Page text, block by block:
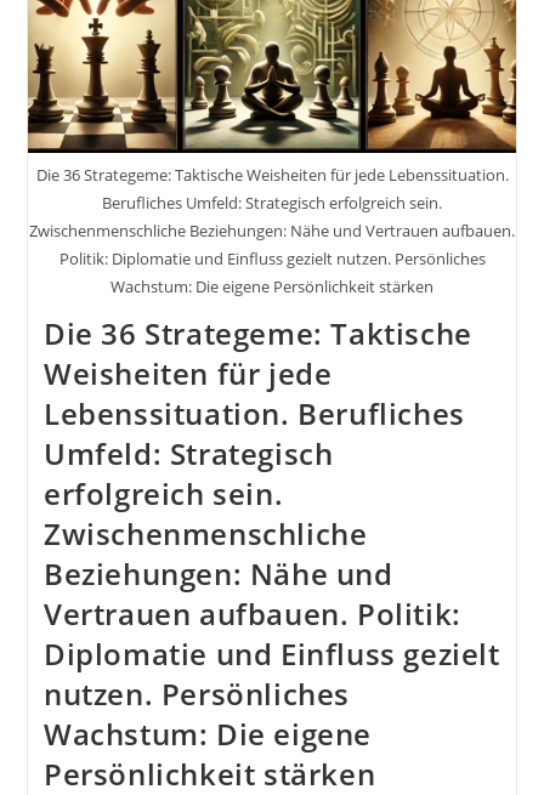
Für
Woche
Dein
Bestes
Zu
Geben.
Die 36 Strategeme: Taktische Weisheiten für jede Lebenssituation.
Berufliches Umfeld: Strategisch erfolgreich sein.
Zwischenmenschliche Beziehungen: Nähe und Vertrauen aufbauen.
Politik: Diplomatie und Einfluss gezielt nutzen. Persönliches
Wachstum: Die eigene Persönlichkeit stärken
Die 36 Strategeme: Taktische
Weisheiten für jede
Lebenssituation. Berufliches
Umfeld: Strategisch
erfolgreich sein.
Zwischenmenschliche
Beziehungen: Nähe und
Vertrauen aufbauen. Politik:
Diplomatie und Einfluss gezielt
nutzen. Persönliches
Wachstum: Die eigene
Persönlichkeit stärken